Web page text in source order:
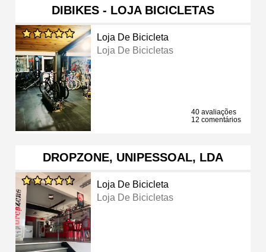
DIBIKES - LOJA BICICLETAS
Loja De Bicicleta
Loja De Bicicletas
40 avaliações
12 comentários
DROPZONE, UNIPESSOAL, LDA
Loja De Bicicleta
Loja De Bicicletas